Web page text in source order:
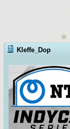
Kleffe_Dop